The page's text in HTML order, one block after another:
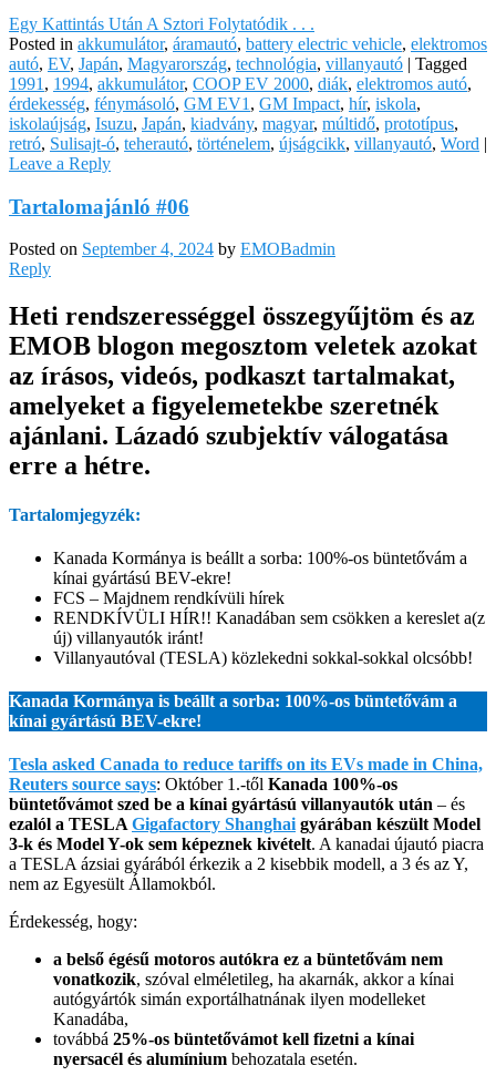
Egy Kattintás Után A Sztori Folytatódik . . .
Posted in akkumulátor, áramautó, battery electric vehicle, elektromos
autó, EV, Japán, Magyarország, technológia, villanyautó | Tagged
1991 , 1994, akkumulátor, COOP EV 2000, diák, elektromos autó,
érdekesség, fénymásoló, GM EV1 , GM Impact, hír, iskola,
iskolaújság, Isuzu, Japán, kiadvány, magyar, múltidő, prototípus,
retró, Sulisajt-ó, teherautó, történelem, újságcikk, villanyautó, Word |
Leave a Reply
Tartalomajánló #06
Posted on September 4, 2024 by EMOBadmin
Reply
Heti rendszerességgel összegyűjtöm és az
EMOB blogon megosztom veletek azokat
az írásos, videós, podkaszt tartalmakat,
amelyeket a figyelemetekbe szeretnék
ajánlani. Lázadó szubjektív válogatása
erre a hétre.
Tartalomjegyzék:
Kanada Kormánya is beállt a sorba: 100%-os büntetővám a
kínai gyártású BEV-ekre!
FCS – Majdnem rendkívüli hírek
RENDKÍVÜLI HÍR!! Kanadában sem csökken a kereslet a(z
új) villanyautók iránt!
Villanyautóval (TESLA) közlekedni sokkal-sokkal olcsóbb!
Kanada Kormánya is beállt a sorba: 100%-os büntetővám a
kínai gyártású BEV-ekre!
Tesla asked Canada to reduce tariffs on its EVs made in China,
Reuters source says: Október 1.-től Kanada 100%-os
büntetővámot szed be a kínai gyártású villanyautók után – és
ezalól a TESLAGigafactory Shanghaigyárában készült Model
3-k és Model Y-ok sem képeznek kivételt. A kanadai újautó piacra
a TESLA ázsiai gyárából érkezik a 2 kisebbik modell, a 3 és az Y,
nem az Egyesült Államokból.
Érdekesség, hogy:
a belső égésű motoros autókra ez a büntetővám nem
vonatkozik, szóval elméletileg, ha akarnák, akkor a kínai
autógyártók simán exportálhatnának ilyen modelleket
Kanadába,
továbbá 25%-os büntetővámot kell fizetni a kínai
nyersacél és alumínium behozatala esetén.